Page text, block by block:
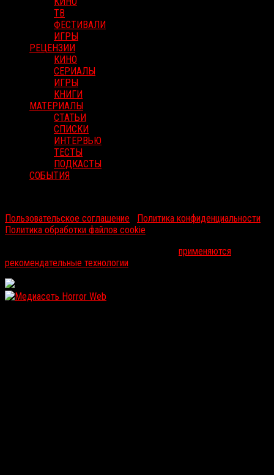
ТВ
ФЕСТИВАЛИ
ИГРЫ
РЕЦЕНЗИИ
КИНО
СЕРИАЛЫ
ИГРЫ
КНИГИ
МАТЕРИАЛЫ
СТАТЬИ
СПИСКИ
ИНТЕРВЬЮ
ТЕСТЫ
ПОДКАСТЫ
СОБЫТИЯ
Пользовательское соглашение
Политика конфиденциальности
Политика обработки файлов cookie
применяются
рекомендательные технологии